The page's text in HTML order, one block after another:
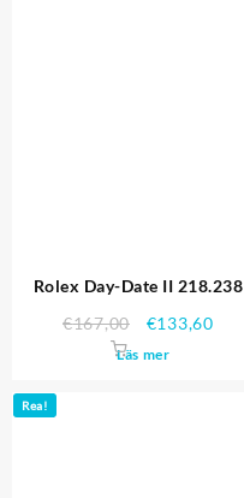
Rolex Day-Date II 218.238
€167,00 €133,60
Läs mer
Rea!